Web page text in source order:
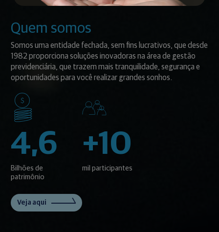
Quem somos
Somos uma entidade fechada, sem fins lucrativos, que desde
1982 proporciona soluções inovadoras na área de gestão
previdenciária, que trazem mais tranquilidade, segurança e
oportunidades para você realizar grandes sonhos.
4,6
Bilhões de
patrimônio
+10
mil participantes
Veja aqui